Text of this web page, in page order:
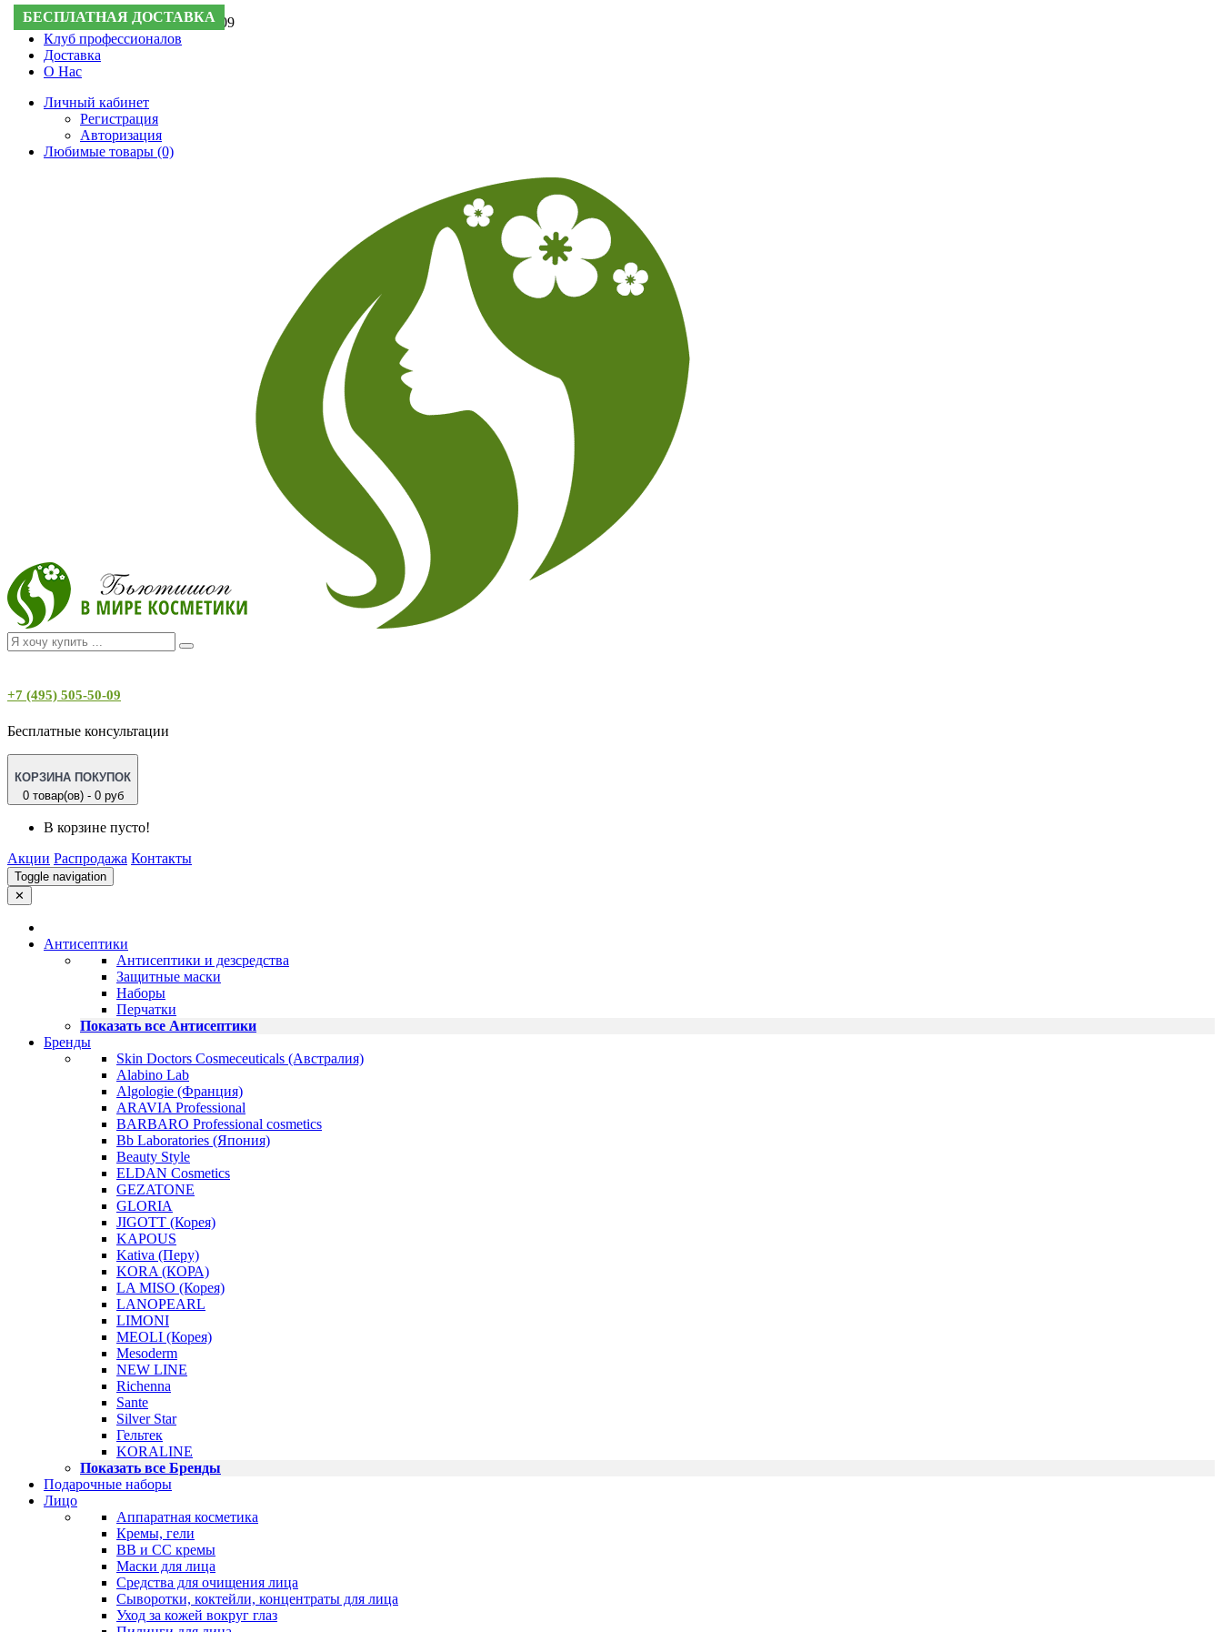
Поддержка: +7 (495) 505-50-09
Клуб профессионалов
Доставка
О Нас
Личный кабинет
Регистрация
Авторизация
Любимые товары (0)
+7 (495) 505-50-09
Бесплатные консультации
КОРЗИНА ПОКУПОК
0 товар(ов) - 0 руб
В корзине пусто!
Акции Распродажа Контакты
Toggle navigation
✕
Антисептики
Антисептики и дезсредства
Защитные маски
Наборы
Перчатки
Показать все Антисептики
Бренды
Skin Doctors Cosmeceuticals (Австралия)
Alabino Lab
Algologie (Франция)
ARAVIA Professional
BARBARO Professional cosmetics
Bb Laboratories (Япония)
Beauty Style
ELDAN Cosmetics
GEZATONE
GLORIA
JIGOTT (Корея)
KAPOUS
Kativa (Перу)
KORA (КОРА)
LA MISO (Корея)
LANOPEARL
LIMONI
MEOLI (Корея)
Mesoderm
NEW LINE
Richenna
Sante
Silver Star
Гельтек
KORALINE
Показать все Бренды
Подарочные наборы
Лицо
Аппаратная косметика
Кремы, гели
BB и CC кремы
Маски для лица
Средства для очищения лица
Сыворотки, коктейли, концентраты для лица
Уход за кожей вокруг глаз
БЕСПЛАТНАЯ ДОСТАВКА